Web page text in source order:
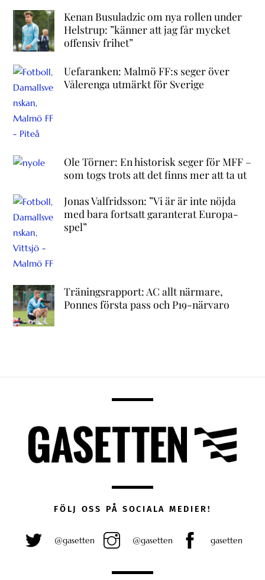
Kenan Busuladzic om nya rollen under
Helstrup: ”känner att jag får mycket
offensiv frihet”
Uefaranken: Malmö FF:s seger över
Vålerenga utmärkt för Sverige
Ole Törner: En historisk seger för MFF –
som togs trots att det finns mer att ta ut
Jonas Valfridsson: ”Vi är är inte nöjda
med bara fortsatt garanterat Europa-
spel”
Träningsrapport: AC allt närmare,
Ponnes första pass och P19-närvaro
FÖLJ OSS PÅ SOCIALA MEDIER!
@gasetten @gasetten gasetten